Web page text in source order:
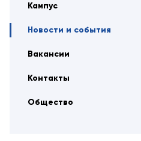
Кампус
Новости и события
Вакансии
Контакты
Общество